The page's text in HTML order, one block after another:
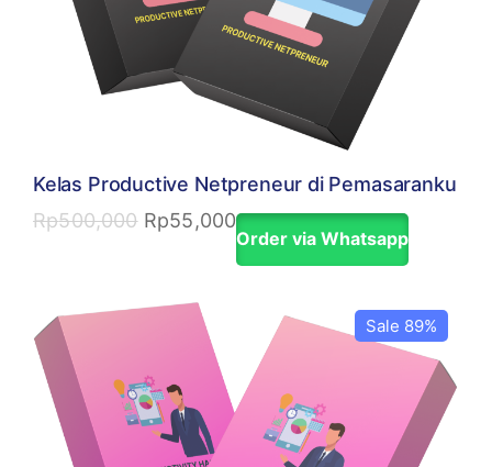
Kelas Productive Netpreneur di Pemasaranku
Rp500,000 Rp55,000
Order via Whatsapp
Sale 89%